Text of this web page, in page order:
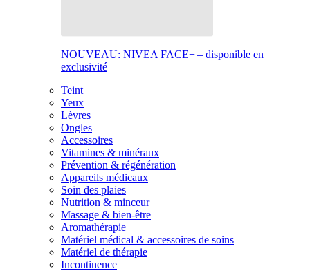
NOUVEAU: NIVEA FACE+ – disponible en
exclusivité
Teint
Yeux
Lèvres
Ongles
Accessoires
Vitamines & minéraux
Prévention & régénération
Appareils médicaux
Soin des plaies
Nutrition & minceur
Massage & bien-être
Aromathérapie
Matériel médical & accessoires de soins
Matériel de thérapie
Incontinence